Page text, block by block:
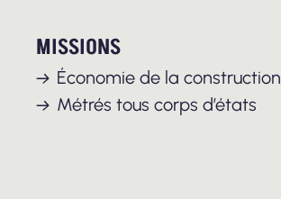
MISSIONS
Économie de la construction
Métrés tous corps d’états